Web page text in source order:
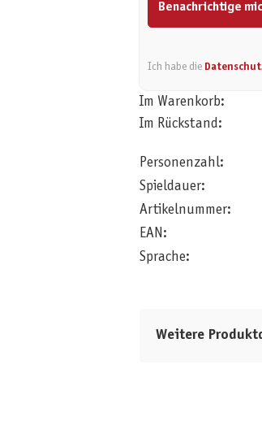
Benachrichtige
Ich habe die
Im Warenkorb:
Im Rückstand:
Personenzahl:
Spieldauer:
Artikelnummer:
EAN:
Sprache:
Weitere